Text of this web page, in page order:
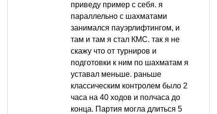
приведу пример с себя. я
параллельно с шахматами
занимался пауэрлифтингом, и
там и там я стал КМС. так я не
скажу что от турниров и
подготовки к ним по шахматам я
уставал меньше. раньше
классическим контролем было 2
часа на 40 ходов и полчаса до
конца. Партия могла длиться 5